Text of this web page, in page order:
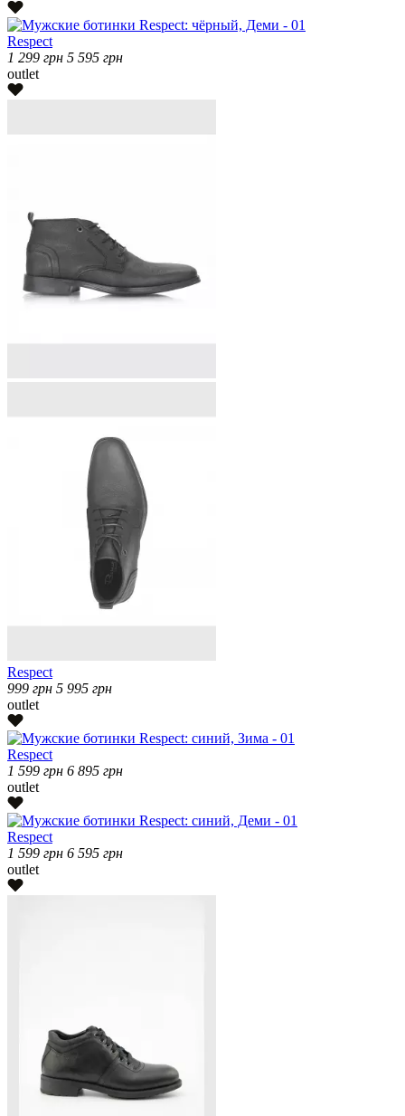
Respect
1 299 грн 5 595 грн
outlet
Respect
999 грн 5 995 грн
outlet
Respect
1 599 грн 6 895 грн
outlet
Respect
1 599 грн 6 595 грн
outlet